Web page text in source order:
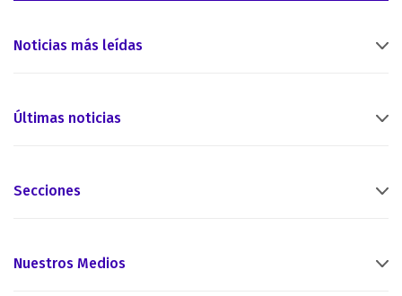
Noticias más leídas
Últimas noticias
Secciones
Nuestros Medios